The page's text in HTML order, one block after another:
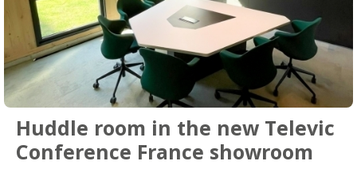
Huddle room in the new Televic
Conference France showroom